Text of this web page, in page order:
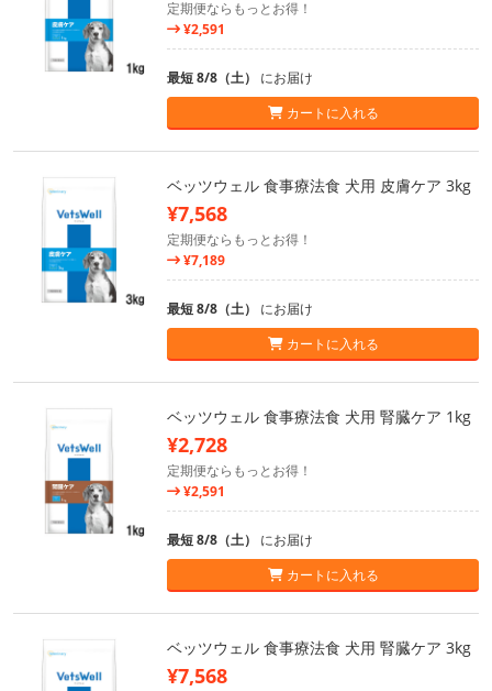
定期便ならもっとお得！
¥2,591
最短 8/8（土） にお届け
カートに入れる
ベッツウェル 食事療法食 犬用 皮膚ケア 3kg
¥7,568
定期便ならもっとお得！
¥7,189
最短 8/8（土） にお届け
カートに入れる
ベッツウェル 食事療法食 犬用 腎臓ケア 1kg
¥2,728
定期便ならもっとお得！
¥2,591
最短 8/8（土） にお届け
カートに入れる
ベッツウェル 食事療法食 犬用 腎臓ケア 3kg
¥7,568